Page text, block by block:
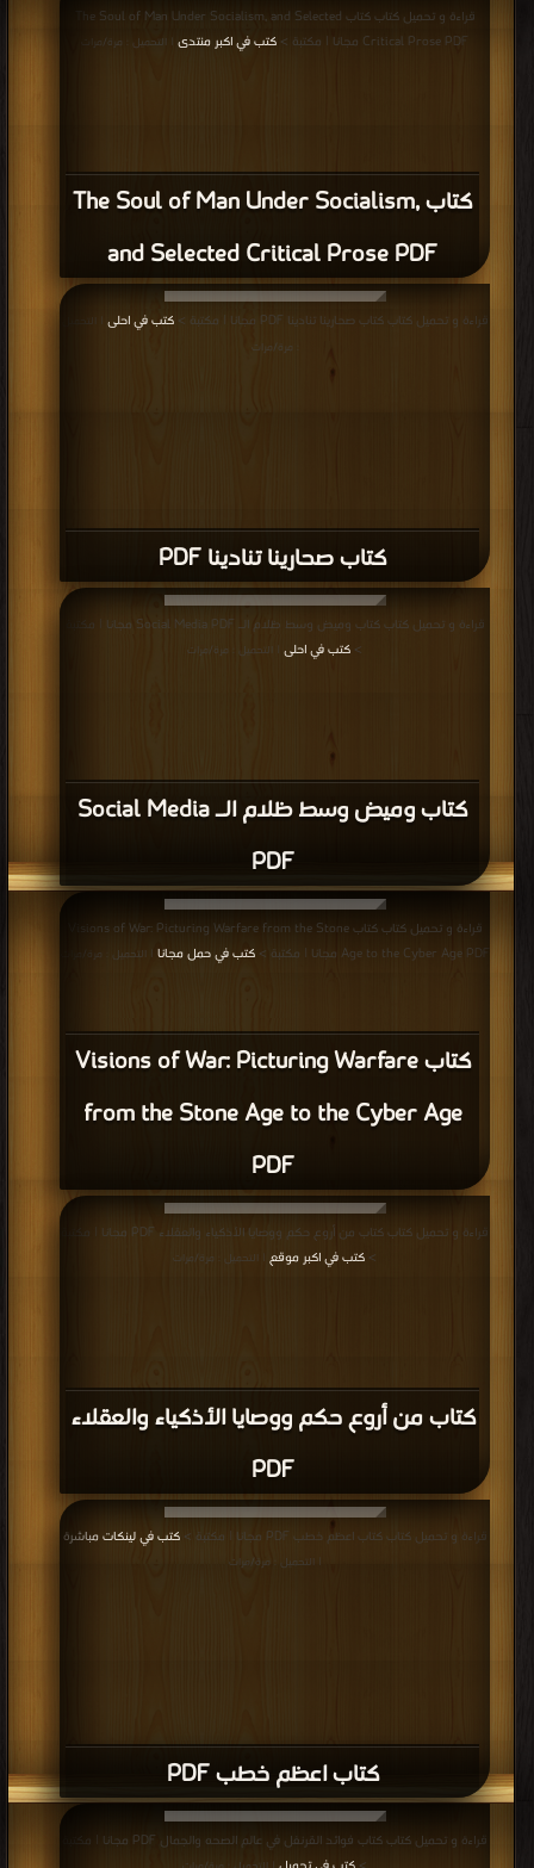
كتاب The Soul of Man Under Socialism,
and Selected Critical Prose PDF
قراءة و تحميل كتاب كتاب The Soul of Man Under Socialism, and Selected
Critical Prose PDF مجانا | مكتبة >
كتب في اكبر منتدى | التحميل : مرة/مرات
كتاب صحارينا تنادينا PDF
قراءة و تحميل كتاب كتاب صحارينا تنادينا PDF مجانا | مكتبة > كتب في احلى
: مرة/مرات
كتاب وميض وسط ظلام الـ Social Media
PDF
قراءة و تحميل كتاب كتاب وميض وسط ظلام الـ Social Media PDF مجانا | مكتبة
> كتب في احلى | التحميل : مرة/مرات
كتاب Visions of War: Picturing Warfare
from the Stone Age to the Cyber Age
PDF
قراءة و تحميل كتاب كتاب Visions of War: Picturing Warfare from the Stone
Age to the Cyber Age PDF مجانا | مكتبة >
كتب في حمل مجانا | التحميل : مرة/مرات
كتاب من أروع حكم ووصايا الأذكياء والعقلاء
PDF
قراءة و تحميل كتاب كتاب من أروع حكم ووصايا الأذكياء والعقلاء PDF مجانا | مكتبة
> كتب في اكبر موقع | التحميل : مرة/مرات
كتاب اعظم خطب PDF
قراءة و تحميل كتاب كتاب اعظم خطب PDF مجانا | مكتبة > كتب في لينكات مباشرة
| التحميل : مرة/مرات
قراءة و تحميل كتاب كتاب فوائد القرنفل في عالم الصحه والجمال PDF مجانا | مكتبة